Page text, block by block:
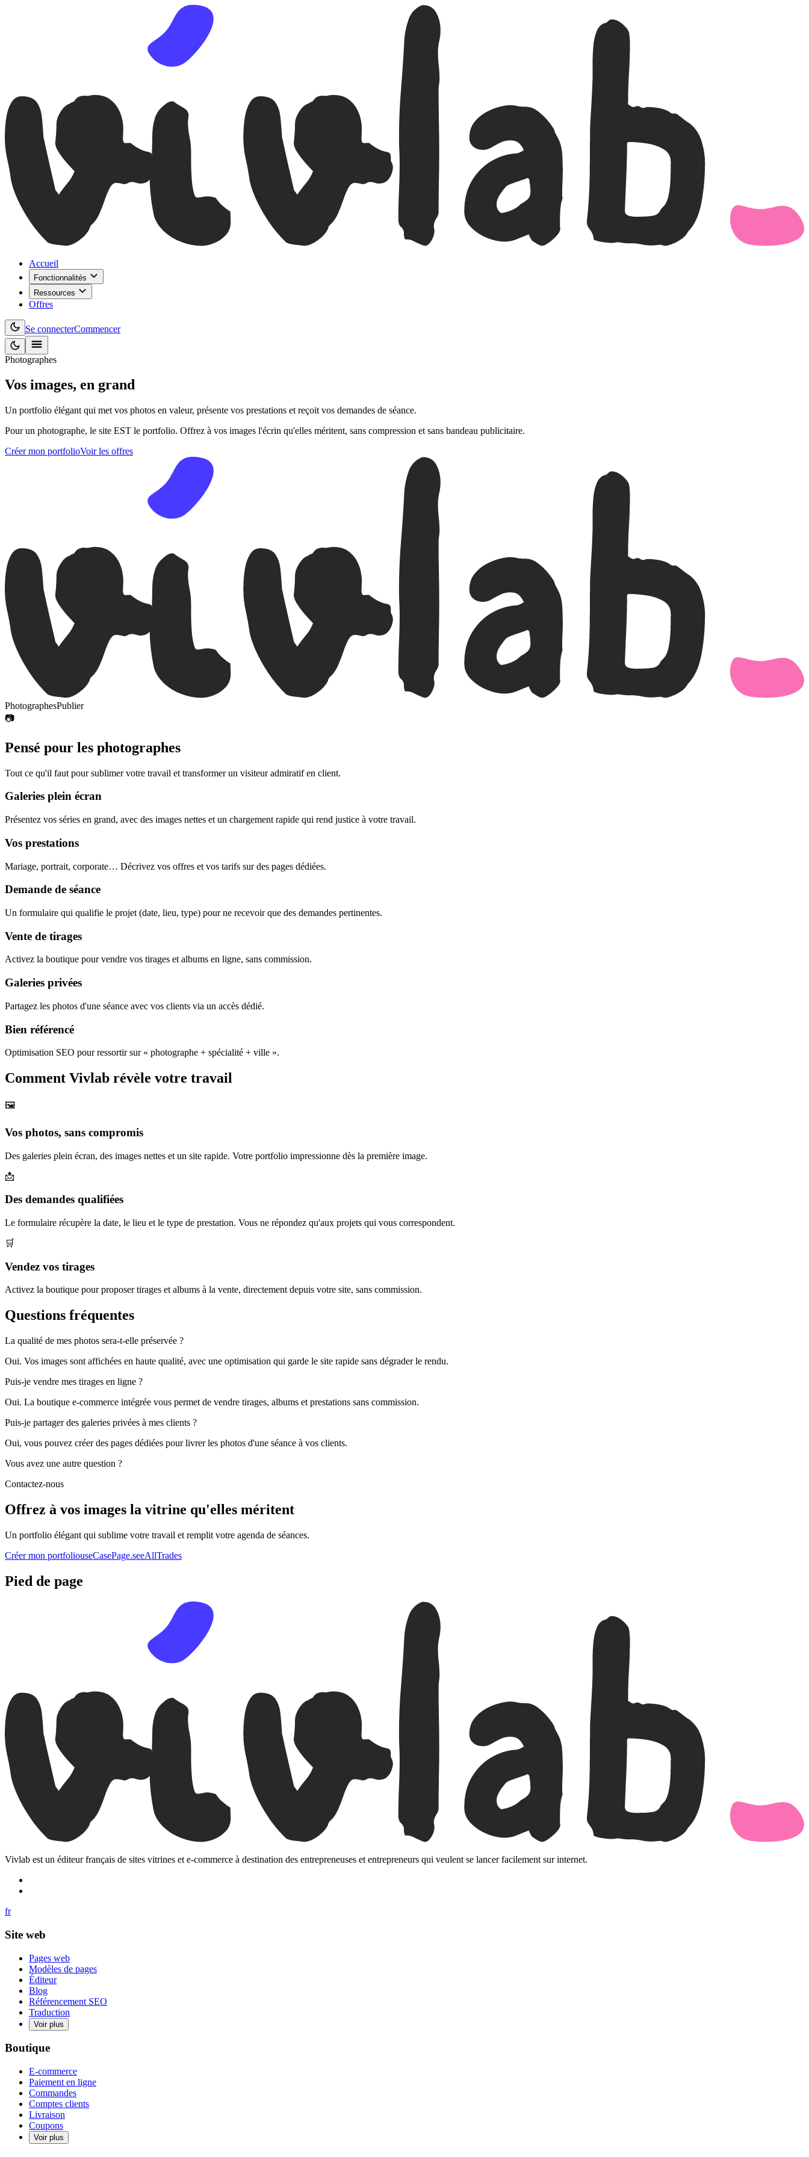
Accueil
Fonctionnalités
Ressources
Offres
Se connecterCommencer
Photographes
Vos images, en grand
Un portfolio élégant qui met vos photos en valeur, présente vos prestations et reçoit vos demandes de séance.
Pour un photographe, le site EST le portfolio. Offrez à vos images l'écrin qu'elles méritent, sans compression et sans bandeau publicitaire.
Créer mon portfolioVoir les offres
PhotographesPublier
📷
Pensé pour les photographes
Tout ce qu'il faut pour sublimer votre travail et transformer un visiteur admiratif en client.
Galeries plein écran
Présentez vos séries en grand, avec des images nettes et un chargement rapide qui rend justice à votre travail.
Vos prestations
Mariage, portrait, corporate… Décrivez vos offres et vos tarifs sur des pages dédiées.
Demande de séance
Un formulaire qui qualifie le projet (date, lieu, type) pour ne recevoir que des demandes pertinentes.
Vente de tirages
Activez la boutique pour vendre vos tirages et albums en ligne, sans commission.
Galeries privées
Partagez les photos d'une séance avec vos clients via un accès dédié.
Bien référencé
Optimisation SEO pour ressortir sur « photographe + spécialité + ville ».
Comment Vivlab révèle votre travail
🖼️
Vos photos, sans compromis
Des galeries plein écran, des images nettes et un site rapide. Votre portfolio impressionne dès la première image.
📩
Des demandes qualifiées
Le formulaire récupère la date, le lieu et le type de prestation. Vous ne répondez qu'aux projets qui vous correspondent.
🛒
Vendez vos tirages
Activez la boutique pour proposer tirages et albums à la vente, directement depuis votre site, sans commission.
Questions fréquentes
La qualité de mes photos sera-t-elle préservée ?
Oui. Vos images sont affichées en haute qualité, avec une optimisation qui garde le site rapide sans dégrader le rendu.
Puis-je vendre mes tirages en ligne ?
Oui. La boutique e-commerce intégrée vous permet de vendre tirages, albums et prestations sans commission.
Puis-je partager des galeries privées à mes clients ?
Oui, vous pouvez créer des pages dédiées pour livrer les photos d'une séance à vos clients.
Vous avez une autre question ?
Contactez-nous
Offrez à vos images la vitrine qu'elles méritent
Un portfolio élégant qui sublime votre travail et remplit votre agenda de séances.
Créer mon portfoliouseCasePage.seeAllTrades
Pied de page
Vivlab est un éditeur français de sites vitrines et e-commerce à destination des entrepreneuses et entrepreneurs qui veulent se lancer facilement sur internet.
fr
Site web
Pages web
Modèles de pages
Éditeur
Blog
Référencement SEO
Traduction
Voir plus
Boutique
E-commerce
Paiement en ligne
Commandes
Comptes clients
Livraison
Coupons
Voir plus